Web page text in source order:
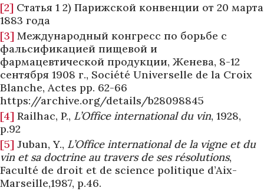
[2] Статья 1 2) Парижской конвенции от 20 марта
1883 года
[3] Международный конгресс по борьбе с
фальсификацией пищевой и
фармацевтической продукции, Женева, 8-12
сентября 1908 г., Société Universelle de la Croix
Blanche, Actes pp. 62-66
https://archive.org/details/b28098845
[4] Railhac, P., L’Office international du vin, 1928,
p.92
[5] Juban, Y., L’Office international de la vigne et du
vin et sa doctrine au travers de ses résolutions,
Faculté de droit et de science politique d’Aix-
Marseille,1987, p.46.